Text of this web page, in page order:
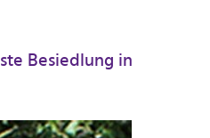
Besiedlung in